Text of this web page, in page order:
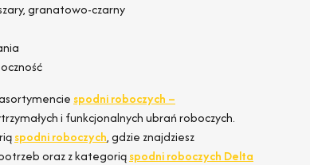
granatowo-czarny
spodni roboczych –
i funkcjonalnych ubrań roboczych.
spodni roboczych, gdzie znajdziesz
oraz z kategoriąspodni roboczych Delta